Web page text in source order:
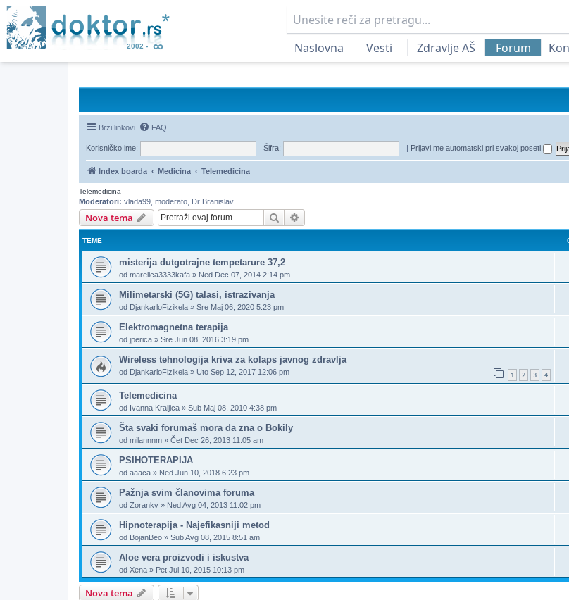
Naslovna
Vesti Zdravlje AŠ Forum
Brzi linkovi FAQ
Korisničko ime: Šifra: | Prijavi me automatski pri svakoj poseti
Index boarda Medicina Telemedicina
Telemedicina
Moderatori: vlada99 moderato Dr Branislav
Nova tema Pretraga
TEME
misterija dutgotrajne tempetarure 37,2
od marelica3333kafa » Ned Dec 07, 2014 2:14 pm
Milimetarski (5G) talasi, istrazivanja
od DjankarloFizikela » Sre Maj 06, 2020 5:23 pm
Elektromagnetna terapija
od jperica » Sre Jun 08, 2016 3:19 pm
Wireless tehnologija kriva za kolaps javnog zdravlja
od DjankarloFizikela » Uto Sep 12, 2017 12:06 pm 1 2 3 4
Telemedicina
od Ivanna Kraljica » Sub Maj 08, 2010 4:38 pm
Šta svaki forumaš mora da zna o Bokily
od milannnm » Čet Dec 26, 2013 11:05 am
PSIHOTERAPIJA
od aaaca » Ned Jun 10, 2018 6:23 pm
Pažnja svim članovima foruma
od Zorankv » Ned Avg 04, 2013 11:02 pm
Hipnoterapija - Najefikasniji metod
od BojanBeo » Sub Avg 08, 2015 8:51 am
Aloe vera proizvodi i iskustva
od Xena » Pet Jul 10, 2015 10:13 pm
Nova tema